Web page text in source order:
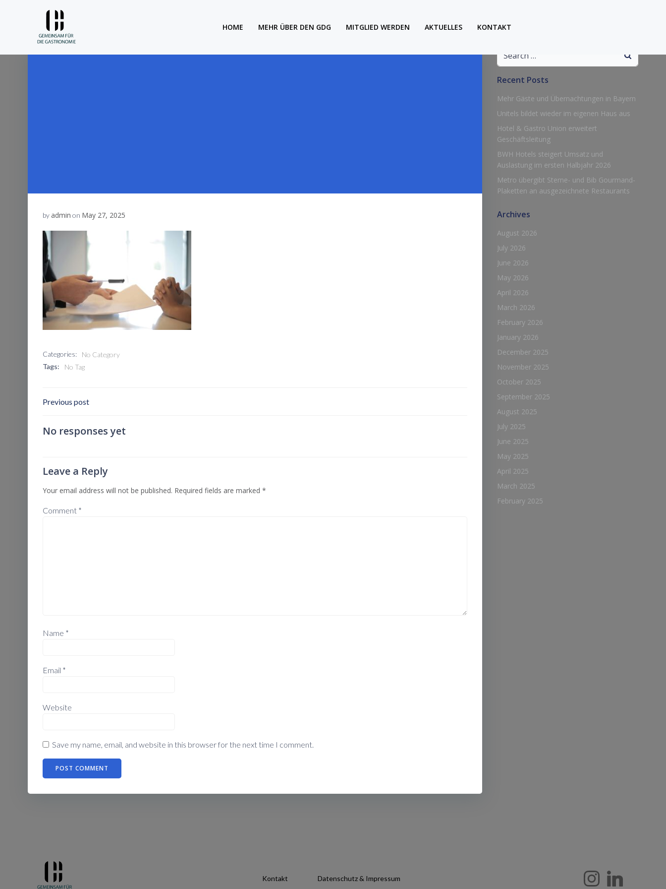
HOME MEHR ÜBER DEN GDG MITGLIED WERDEN AKTUELLES KONTAKT
by admin on May 27, 2025
Categories:
No Category
Tags:
No Tag
Post
Navigation
Previous post
No responses yet
Leave a Reply
Your email address will not be published. Required fields are marked *
Comment *
Name *
Email *
Website
Save my name, email, and website in this browser for the next time I comment.
for:
Recent Posts
Mehr Gäste und Übernachtungen in Bayern
Unitels bildet wieder im eigenen Haus aus
Hotel & Gastro Union erweitert
Geschäftsleitung
BWH Hotels steigert Umsatz und
Auslastung im ersten Halbjahr 2026
Metro übergibt Sterne- und Bib Gourmand-
Plaketten an ausgezeichnete Restaurants
Archives
August 2026
July 2026
June 2026
May 2026
April 2026
March 2026
February 2026
January 2026
December 2025
November 2025
October 2025
September 2025
August 2025
July 2025
June 2025
May 2025
April 2025
March 2025
February 2025
Kontakt Datenschutz & Impressum